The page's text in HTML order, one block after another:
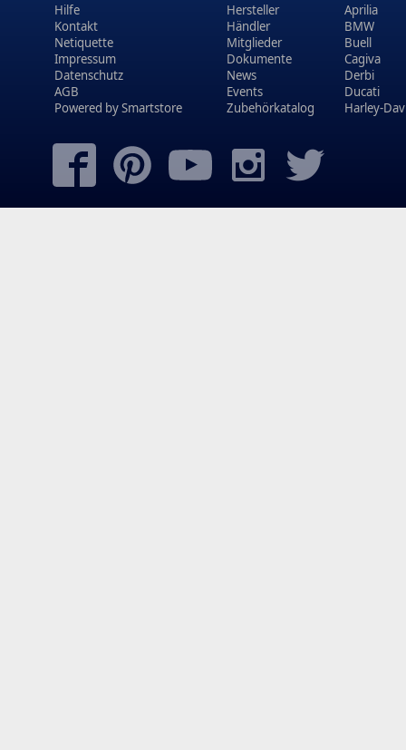
Hilfe
Kontakt
Netiquette
Impressum
Datenschutz
AGB
Powered bySmartstore
Hersteller
Händler
Mitglieder
Dokumente
News
Events
Zubehörkatalog
Aprilia
BMW
Buell
Cagiva
Derbi
Ducati
Harley-